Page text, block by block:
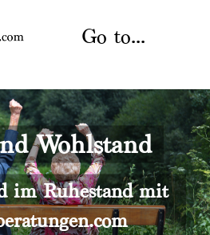
Go to...
Wohlstand
im Ruhestand mit